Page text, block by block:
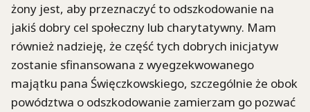
żony jest, aby przeznaczyć to odszkodowanie na
jakiś dobry cel społeczny lub charytatywny. Mam
również nadzieję, że część tych dobrych inicjatyw
zostanie sfinansowana z wyegzekwowanego
majątku pana Święczkowskiego, szczególnie że obok
powództwa o odszkodowanie zamierzam go pozwać